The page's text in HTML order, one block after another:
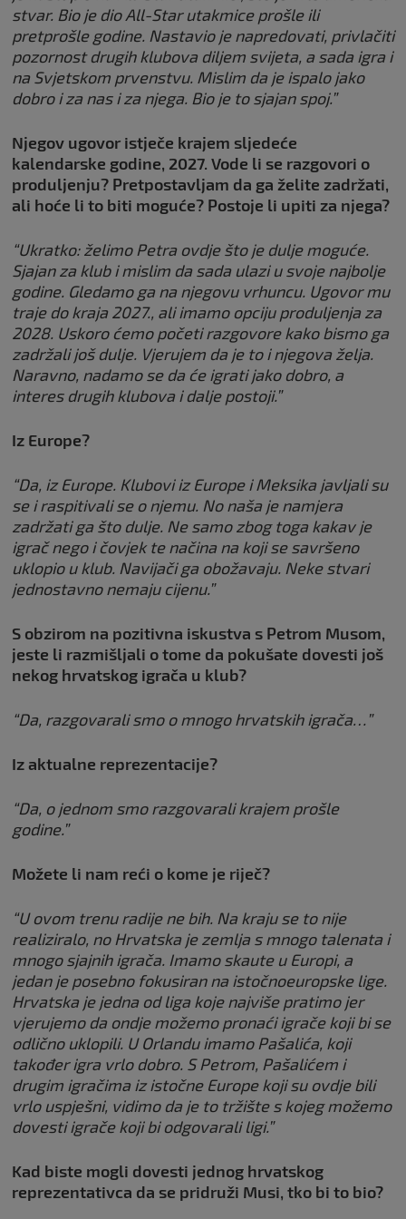
stvar. Bio je dio All-Star utakmice prošle ili
pretprošle godine. Nastavio je napredovati, privlačiti
pozornost drugih klubova diljem svijeta, a sada igra i
na Svjetskom prvenstvu. Mislim da je ispalo jako
dobro i za nas i za njega. Bio je to sjajan spoj.”
Njegov ugovor istječe krajem sljedeće
kalendarske godine, 2027. Vode li se razgovori o
produljenju? Pretpostavljam da ga želite zadržati,
ali hoće li to biti moguće? Postoje li upiti za njega?
“Ukratko: želimo Petra ovdje što je dulje moguće.
Sjajan za klub i mislim da sada ulazi u svoje najbolje
godine. Gledamo ga na njegovu vrhuncu. Ugovor mu
traje do kraja 2027., ali imamo opciju produljenja za
2028. Uskoro ćemo početi razgovore kako bismo ga
zadržali još dulje. Vjerujem da je to i njegova želja.
Naravno, nadamo se da će igrati jako dobro, a
interes drugih klubova i dalje postoji.”
Iz Europe?
“Da, iz Europe. Klubovi iz Europe i Meksika javljali su
se i raspitivali se o njemu. No naša je namjera
zadržati ga što dulje. Ne samo zbog toga kakav je
igrač nego i čovjek te načina na koji se savršeno
uklopio u klub. Navijači ga obožavaju. Neke stvari
jednostavno nemaju cijenu.”
S obzirom na pozitivna iskustva s Petrom Musom,
jeste li razmišljali o tome da pokušate dovesti još
nekog hrvatskog igrača u klub?
“Da, razgovarali smo o mnogo hrvatskih igrača…”
Iz aktualne reprezentacije?
“Da, o jednom smo razgovarali krajem prošle
godine.”
Možete li nam reći o kome je riječ?
“U ovom trenu radije ne bih. Na kraju se to nije
realiziralo, no Hrvatska je zemlja s mnogo talenata i
mnogo sjajnih igrača. Imamo skaute u Europi, a
jedan je posebno fokusiran na istočnoeuropske lige.
Hrvatska je jedna od liga koje najviše pratimo jer
vjerujemo da ondje možemo pronaći igrače koji bi se
odlično uklopili. U Orlandu imamo Pašalića, koji
također igra vrlo dobro. S Petrom, Pašalićem i
drugim igračima iz istočne Europe koji su ovdje bili
vrlo uspješni, vidimo da je to tržište s kojeg možemo
dovesti igrače koji bi odgovarali ligi.”
Kad biste mogli dovesti jednog hrvatskog
reprezentativca da se pridruži Musi, tko bi to bio?